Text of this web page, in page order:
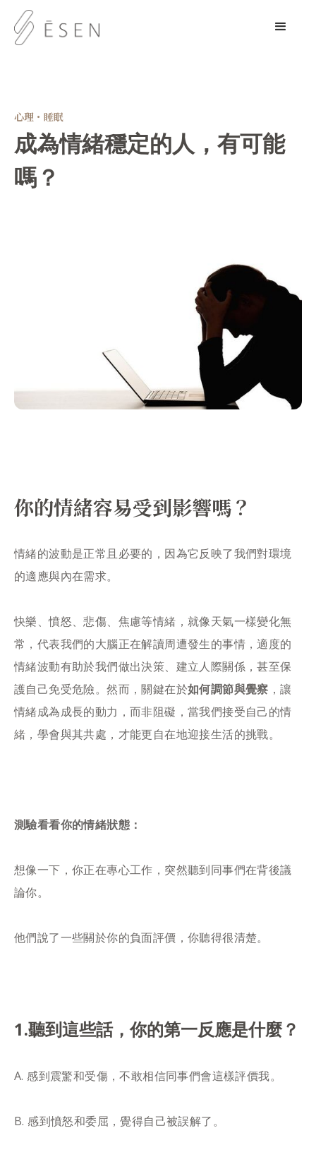
心理・睡眠
成為情緒穩定的人，有可能
嗎？
你的情緒容易受到影響嗎？
情緒的波動是正常且必要的，因為它反映了我們對環境
的適應與內在需求。
快樂、憤怒、悲傷、焦慮等情緒，就像天氣一樣變化無
常，代表我們的大腦正在解讀周遭發生的事情，適度的
情緒波動有助於我們做出決策、建立人際關係，甚至保
護自己免受危險。然而，關鍵在於如何調節與覺察 ，讓
情緒成為成長的動力，而非阻礙，當我們接受自己的情
緒，學會與其共處，才能更自在地迎接生活的挑戰。
測驗看看你的情緒狀態：
想像一下，你正在專心工作，突然聽到同事們在背後議
論你。
他們說了一些關於你的負面評價，你聽得很清楚。
1.聽到這些話，你的第一反應是什麼？
A. 感到震驚和受傷，不敢相信同事們會這樣評價我。
B. 感到憤怒和委屈，覺得自己被誤解了。